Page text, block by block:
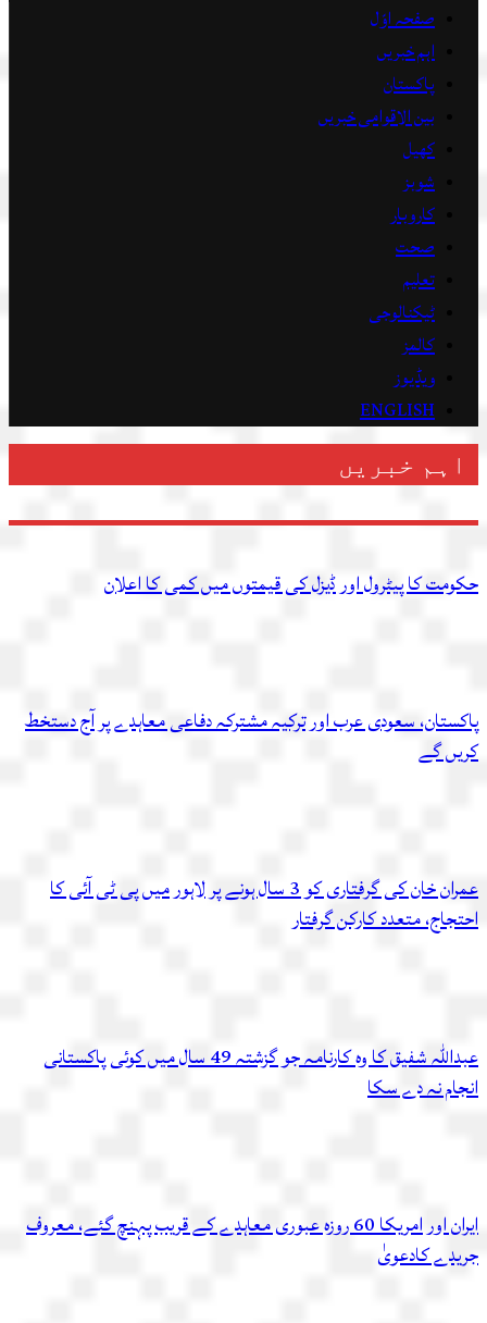
صفحہ اوّل
اہم خبریں
پاکستان
بین الاقوامی خبریں
کھیل
شوبز
کاروبار
صحت
تعلیم
ٹیکنالوجی
کالمز
ویڈیوز
ENGLISH
اہم خبریں
حکومت کا پیٹرول اور ڈیزل کی قیمتوں میں کمی کا اعلان
پاکستان، سعودی عرب اور ترکیہ مشترکہ دفاعی معاہدے پر آج دستخط
کریں گے
عمران خان کی گرفتاری کو 3 سال ہونے پر لاہور میں پی ٹی آئی کا
احتجاج، متعدد کارکن گرفتار
عبداللہ شفیق کا وہ کارنامہ جو گزشتہ 49 سال میں کوئی پاکستانی
انجام نہ دے سکا
ایران اور امریکا 60 روزہ عبوری معاہدے کے قریب پہنچ گئے، معروف
جریدے کادعویٰ